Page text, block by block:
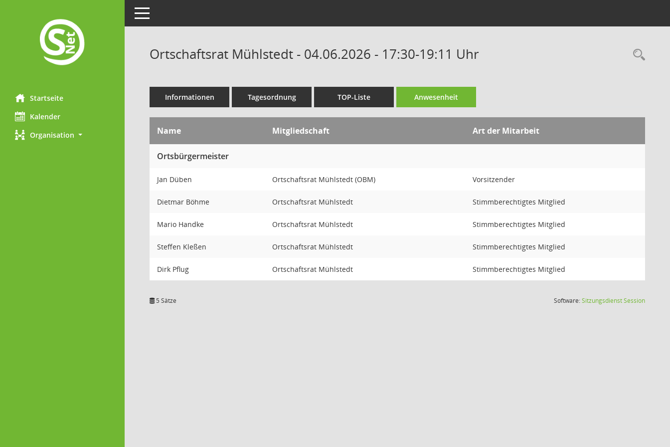
Startseite
Kalender
Organisation
Toggle navigation
Ortschaftsrat Mühlstedt - 04.06.2026 - 17:30-19:11 Uhr
Informationen Tagesordnung TOP-Liste Anwesenheit
Name Mitgliedschaft Art der Mitarbeit
Ortsbürgermeister
Jan Düben Ortschaftsrat Mühlstedt (OBM) Vorsitzender
Dietmar Böhme Ortschaftsrat Mühlstedt Stimmberechtigtes Mitglied
Mario Handke Ortschaftsrat Mühlstedt Stimmberechtigtes Mitglied
Steffen Kleßen Ortschaftsrat Mühlstedt Stimmberechtigtes Mitglied
Dirk Pflug Ortschaftsrat Mühlstedt Stimmberechtigtes Mitglied
5 Sätze Software:SitzungsdienstSession(Wird in